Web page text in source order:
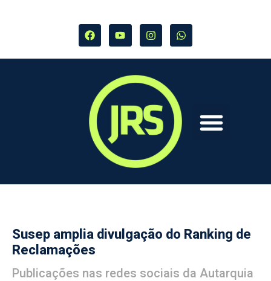
Susep amplia divulgação do Ranking de
Reclamações
Publicações nas redes sociais da Autarquia